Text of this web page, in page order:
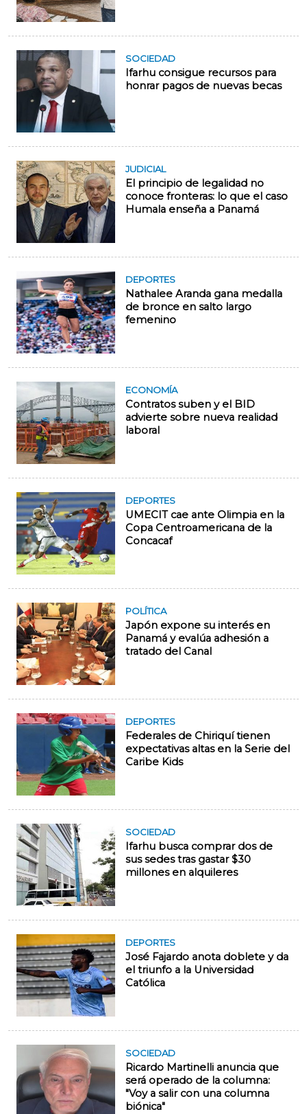
SOCIEDAD
Ifarhu consigue recursos para
honrar pagos de nuevas becas
JUDICIAL
El principio de legalidad no
conoce fronteras: lo que el caso
Humala enseña a Panamá
DEPORTES
Nathalee Aranda gana medalla
de bronce en salto largo
femenino
ECONOMÍA
Contratos suben y el BID
advierte sobre nueva realidad
laboral
DEPORTES
UMECIT cae ante Olimpia en la
Copa Centroamericana de la
Concacaf
POLÍTICA
Japón expone su interés en
Panamá y evalúa adhesión a
tratado del Canal
DEPORTES
Federales de Chiriquí tienen
expectativas altas en la Serie del
Caribe Kids
SOCIEDAD
Ifarhu busca comprar dos de
sus sedes tras gastar $30
millones en alquileres
DEPORTES
José Fajardo anota doblete y da
el triunfo a la Universidad
Católica
SOCIEDAD
Ricardo Martinelli anuncia que
será operado de la columna:
"Voy a salir con una columna
biónica"